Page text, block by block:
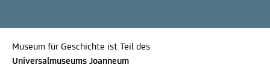
Museum für Geschichte ist Teil des
Universalmuseums Joanneum